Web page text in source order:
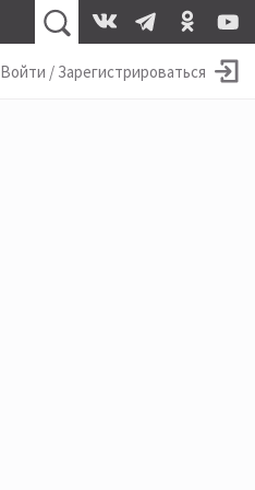
Войти / Зарегистрироваться